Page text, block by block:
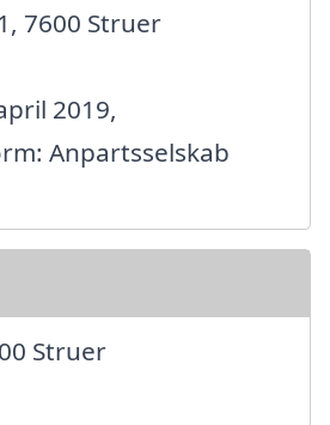
7600 Struer
2019,
Anpartsselskab
Struer